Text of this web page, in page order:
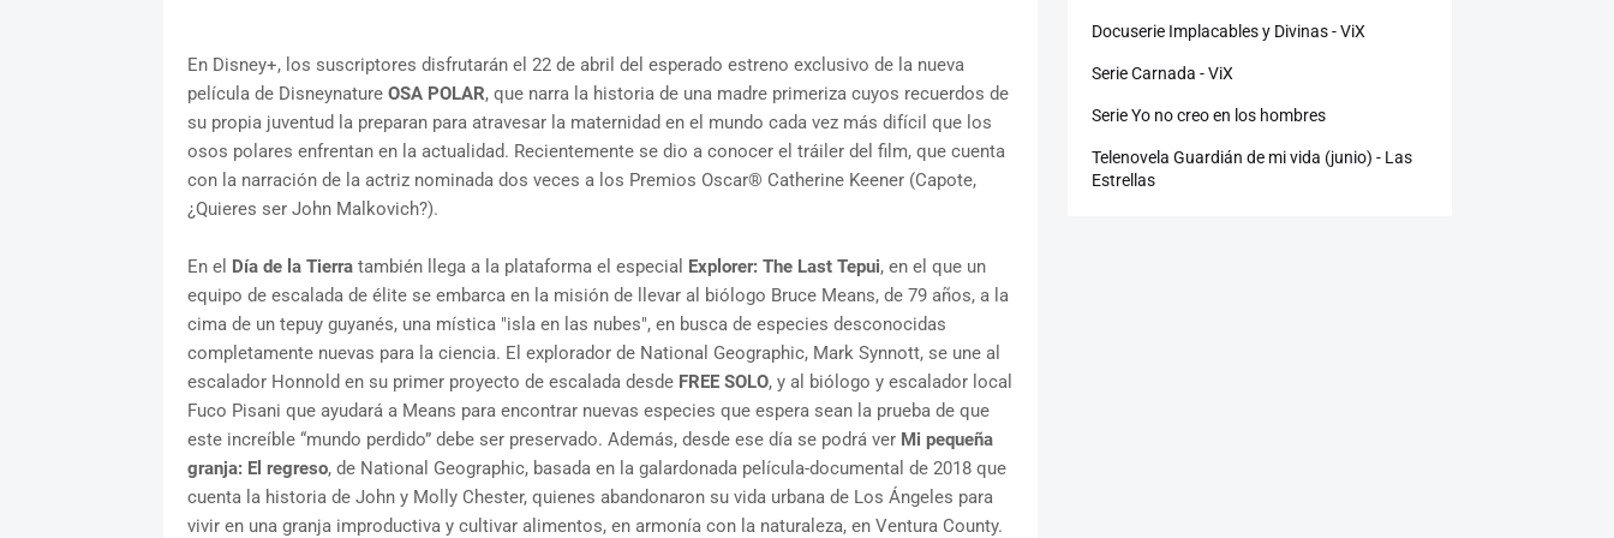
En Disney+, los suscriptores disfrutarán el 22 de abril del esperado estreno exclusivo de la nueva
película de Disneynature OSA POLAR, que narra la historia de una madre primeriza cuyos recuerdos de
su propia juventud la preparan para atravesar la maternidad en el mundo cada vez más difícil que los
osos polares enfrentan en la actualidad. Recientemente se dio a conocer el tráiler del film, que cuenta
con la narración de la actriz nominada dos veces a los Premios Oscar® Catherine Keener (Capote,
¿Quieres ser John Malkovich?).
En el Día de la Tierratambién llega a la plataforma el especial Explorer: The Last Tepui, en el que un
equipo de escalada de élite se embarca en la misión de llevar al biólogo Bruce Means, de 79 años, a la
cima de un tepuy guyanés, una mística "isla en las nubes", en busca de especies desconocidas
completamente nuevas para la ciencia. El explorador de National Geographic, Mark Synnott, se une al
escalador Honnold en su primer proyecto de escalada desde FREE SOLO, y al biólogo y escalador local
Fuco Pisani que ayudará a Means para encontrar nuevas especies que espera sean la prueba de que
este increíble “mundo perdido” debe ser preservado. Además, desde ese día se podrá ver Mi pequeña
granja: El regreso, de National Geographic, basada en la galardonada película-documental de 2018 que
cuenta la historia de John y Molly Chester, quienes abandonaron su vida urbana de Los Ángeles para
vivir en una granja improductiva y cultivar alimentos, en armonía con la naturaleza, en Ventura County.
Docuserie Implacables y Divinas - ViX
Serie Carnada - ViX
Serie Yo no creo en los hombres
Telenovela Guardián de mi vida (junio) - Las
Estrellas